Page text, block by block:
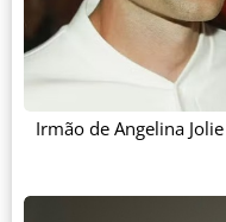
Irmão de Angelina